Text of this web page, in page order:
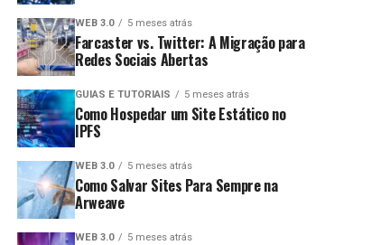
WEB 3.0 5 meses atrás
Farcaster vs. Twitter: A Migração para
Redes Sociais Abertas
GUIAS E TUTORIAIS 5 meses atrás
Como Hospedar um Site Estático no
IPFS
WEB 3.0 5 meses atrás
Como Salvar Sites Para Sempre na
Arweave
WEB 3.0 5 meses atrás